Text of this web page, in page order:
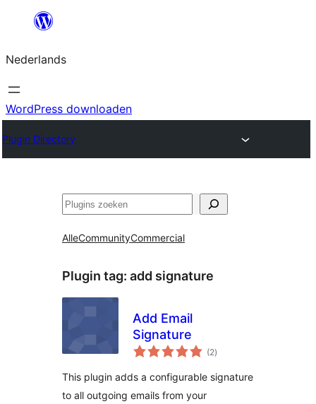
de
inhoud
Nederlands
WordPress downloaden
Plugin Directory
Zoeken
AlleCommunityCommercial
Plugin tag: add signature
Add Email
Signature
(2totaal
waarderingen
)
This plugin adds a configurable signature
to all outgoing emails from your